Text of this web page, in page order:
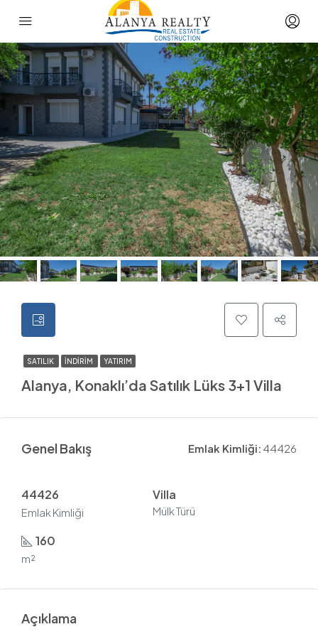
SATILIK İNDIRIM YATIRIM
Alanya, Konaklı’da Satılık Lüks 3+1 Villa
Genel Bakış Emlak Kimliği: 44426
44426
Emlak Kimliği
Villa
Mülk Türü
160
m²
Açıklama